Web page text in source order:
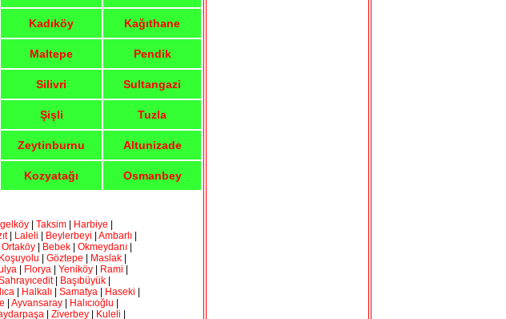
Kadıköy Kağıthane
Maltepe Pendik
Silivri Sultangazi
Şişli Tuzla
Zeytinburnu Altunizade
Kozyatağı Osmanbey
Taksim Harbiye
Laleli Beylerbeyi Ambarlı
Ortaköy Bebek Okmeydanı
Koşuyolu Göztepe Maslak
Florya Yeniköy Rami
| Başıbüyük
Halkalı Samatya Haseki
Ayvansaray Halıcıoğlu
Ziverbey Kuleli